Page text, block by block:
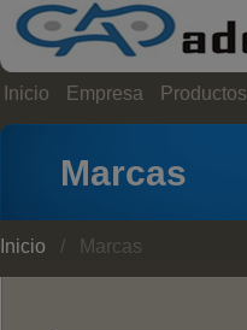
Inicio Empresa Productos
Marcas
Inicio / Marcas